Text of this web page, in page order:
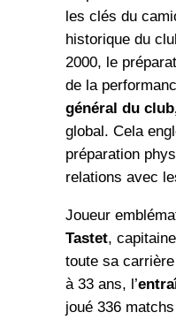
les clés du
historique du
2000, le
de la
général du
global. Cela
préparation
relations avec
Joueur
Tastet,
toute sa
à 33 ans, l’
joué 336